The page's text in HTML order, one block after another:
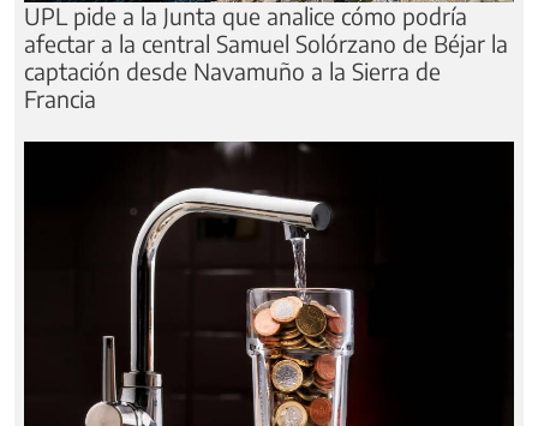
UPL pide a la Junta que analice cómo podría
afectar a la central Samuel Solórzano de Béjar la
captación desde Navamuño a la Sierra de
Francia